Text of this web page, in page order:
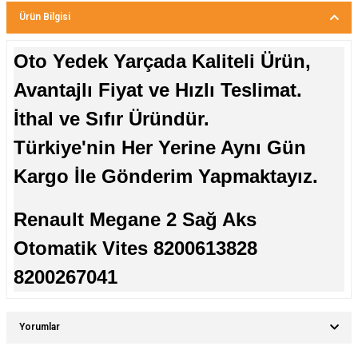
Ürün Bilgisi
Oto Yedek Yarçada Kaliteli Ürün,
Avantajlı Fiyat ve Hızlı Teslimat.
İthal ve Sıfır Üründür.
Türkiye'nin Her Yerine Aynı Gün
Kargo İle Gönderim Yapmaktayız.
Renault Megane 2 Sağ Aks
Otomatik Vites 8200613828
8200267041
Yorumlar